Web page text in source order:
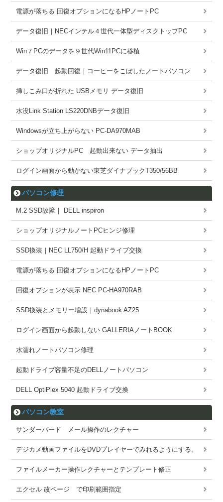
電源が落ちる 回復オプションになるHPノートPC
データ復旧｜NECインテル４世代一体型ディスクトップPC
Win７PCのデータを９世代Win11PCに移植
データ復旧 起動回復｜コーヒーをこぼしたノートパソコン
挿しこみ口が折れた USBメモリ データ復旧
水没Link Station LS220DNBデータ復旧
Windowsが立ち上がらない PC-DA970MAB
ショップオリジナルPC 起動出来ない データ抽出
ログイン画面から動かない東芝ダイナブックT350/56BB
パソコン修理
M.2 SSD故障｜ DELL inspiron
ショップオリジナルノートPCヒンジ修理
SSD換装｜NEC LL750/H 起動ドライブ交換
電源が落ちる 回復オプションになるHPノートPC
回復オプションが表示 NEC PC-HA970RAB
SSD換装とメモリー増設｜dynabook AZ25
ログイン画面から起動しない GALLERIAノートBOOK
水濡れノートパソコン修理
起動ドライブ容量不足のDELLノートパソコン
DELL OptiPlex 5040 起動ドライブ交換
パソコン教室
サンダーバード メール操作のレクチャー
デジカメ動画ファイルをDVDプレイヤーでみれるようにする。
ファイルメーカー操作レクチャーとテンプレート修正
エクセル 改ページ で印刷範囲指定